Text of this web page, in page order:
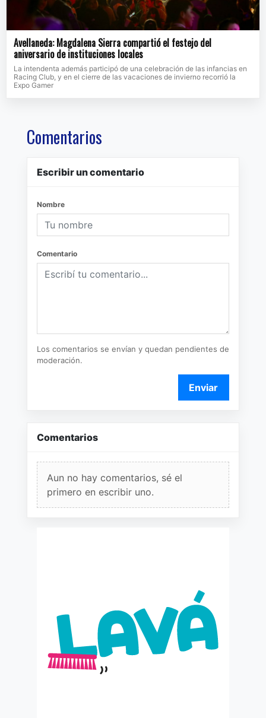
Avellaneda: Magdalena Sierra compartió el festejo del
aniversario de instituciones locales
La intendenta además participó de una celebración de las infancias en
Racing Club, y en el cierre de las vacaciones de invierno recorrió la
Expo Gamer
Comentarios
Escribir un comentario
Nombre
Comentario
Los comentarios se envían y quedan pendientes de
moderación.
Enviar
Comentarios
Aun no hay comentarios, sé el
primero en escribir uno.